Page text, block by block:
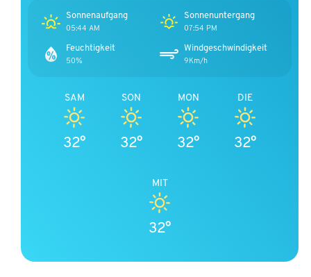
Sonnenaufgang
05:44 AM
Sonnenuntergang
07:54 PM
Feuchtigkeit
50%
Windgeschwindigkeit
9Km/h
SAM
32°
SON
32°
MON
32°
DIE
32°
MIT
32°